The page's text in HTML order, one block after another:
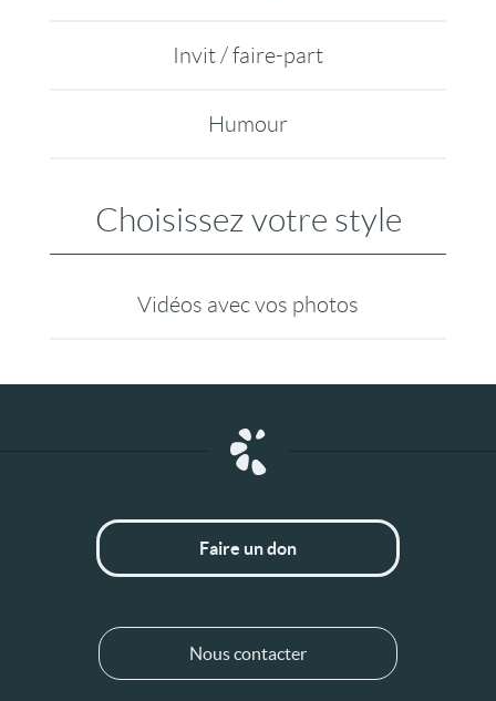
Invit / faire-part
Humour
Choisissez votre style
Vidéos avec vos photos
Faire un don
Nous contacter